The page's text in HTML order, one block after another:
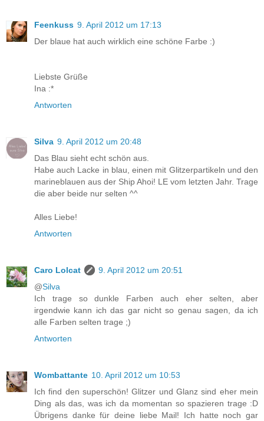
Feenkuss 9. April 2012 um 17:13
Der blaue hat auch wirklich eine schöne Farbe :)
Liebste Grüße
Ina :*
Antworten
Silva 9. April 2012 um 20:48
Das Blau sieht echt schön aus.
Habe auch Lacke in blau, einen mit Glitzerpartikeln und den
marineblauen aus der Ship Ahoi! LE vom letzten Jahr. Trage
die aber beide nur selten ^^
Alles Liebe!
Antworten
Caro Lolcat
9. April 2012 um 20:51
@Silva
Ich trage so dunkle Farben auch eher selten, aber
irgendwie kann ich das gar nicht so genau sagen, da ich
alle Farben selten trage ;)
Antworten
Wombattante 10. April 2012 um 10:53
Ich find den superschön! Glitzer und Glanz sind eher mein
Ding als das, was ich da momentan so spazieren trage :D
Übrigens danke für deine liebe Mail! Ich hatte noch gar